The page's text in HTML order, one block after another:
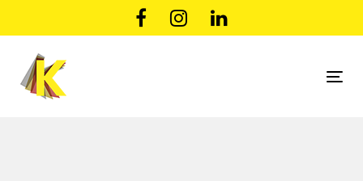
überspringen
primären
Navigation
springen